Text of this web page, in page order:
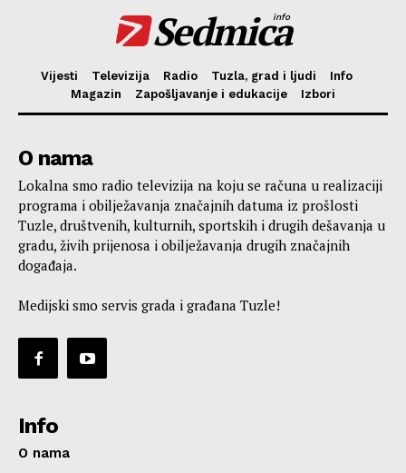
Sedmica
info
Vijesti Televizija Radio Tuzla, grad i ljudi
Info
Magazin
Zapošljavanje i edukacije Izbori
O nama
Lokalna smo radio televizija na koju se računa u realizaciji
programa i obilježavanja značajnih datuma iz prošlosti
Tuzle, društvenih, kulturnih, sportskih i drugih dešavanja u
gradu, živih prijenosa i obilježavanja drugih značajnih
događaja.
Medijski smo servis grada i građana Tuzle!
Info
O nama